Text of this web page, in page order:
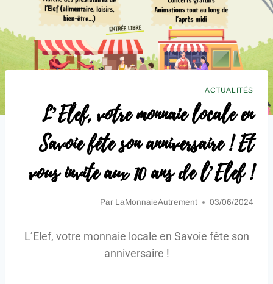
ACTUALITÉS
L’Elef, votre monnaie locale en
Savoie fête son anniversaire ! Et
vous invite aux 10 ans de l’Elef !
Par LaMonnaieAutrement 03/06/2024
L’Elef, votre monnaie locale en Savoie fête son
anniversaire !